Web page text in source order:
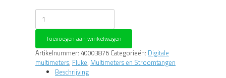
Fluke
IB117L
Multimeter
voor
elektriciens
+
SLS3
Toevoegen aan winkelwagen
Artikelnummer: 40003876 Categorieën: Digitale
multimeters, Fluke, Multimeters en Stroomtangen
Beschrijving